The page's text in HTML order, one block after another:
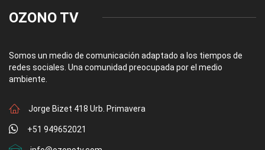
OZONO TV
Somos un medio de comunicación adaptado a los tiempos de
redes sociales. Una comunidad preocupada por el medio
ambiente.
Jorge Bizet 418 Urb. Primavera
+51 949652021